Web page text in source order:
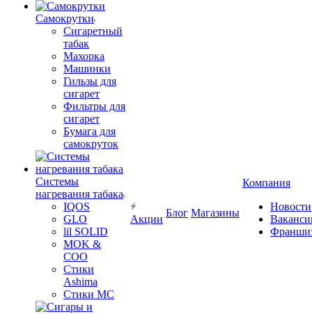
Самокрутки
Сигаретный
табак
Махорка
Машинки
Гильзы для
сигарет
Фильтры для
сигарет
Бумага для
самокруток
Системы
нагревания табака
IQOS
GLO
lil SOLID
MOK &
COO
Стики
Ashima
Стики MC
Акции
Блог Магазины
Компания
Новости